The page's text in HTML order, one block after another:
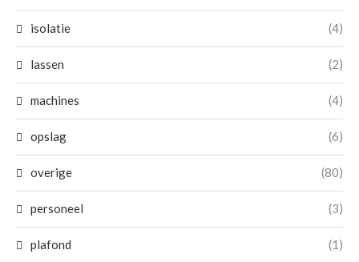
isolatie (4)
lassen (2)
machines (4)
opslag (6)
overige (80)
personeel (3)
plafond (1)